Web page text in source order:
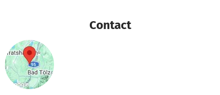
das betterplace.org-TeamContact